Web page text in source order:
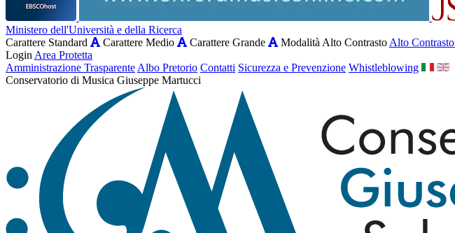
Ministero dell'Università e della Ricerca
Carattere Standard
Carattere Medio Carattere Grande Modalità Alto Contrasto Alto Contrasto
Login Area Protetta
Amministrazione Trasparente Albo Pretorio Contatti Sicurezza e Prevenzione Whistleblowing
Conservatorio di Musica Giuseppe Martucci